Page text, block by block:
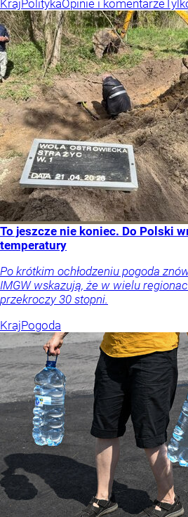
KrajPolitykaOpinie i komentarze
To jeszcze nie koniec. Do Polski
temperatury
Po krótkim ochłodzeniu pogoda
IMGW wskazują, że w wielu
przekroczy 30 stopni.
KrajPogoda